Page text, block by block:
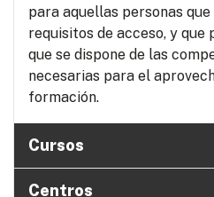
para aquellas personas que
requisitos de acceso, y
que se dispone de las
necesarias para el
formación.
Cursos
Centros